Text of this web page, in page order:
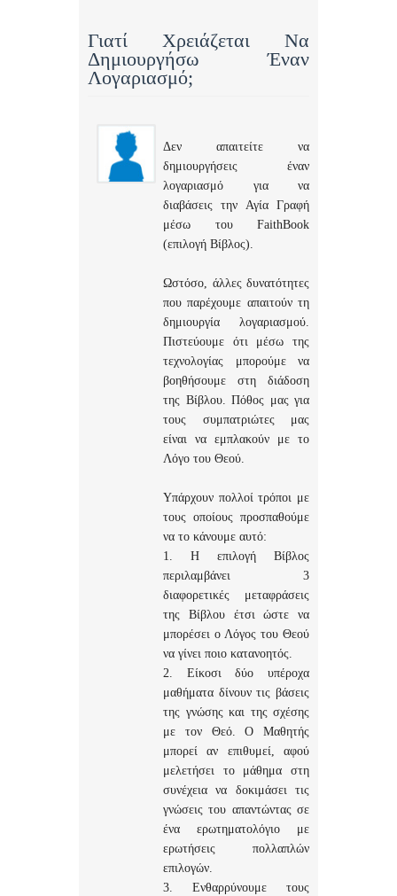
Γιατί Χρειάζεται Να
Δημιουργήσω Έναν
Λογαριασμό;
Δεν απαιτείτε να
δημιουργήσεις έναν
λογαριασμό για να
διαβάσεις την Αγία Γραφή
μέσω του FaithBook
(επιλογή Βίβλος).
Ωστόσο, άλλες δυνατότητες
που παρέχουμε απαιτούν τη
δημιουργία λογαριασμού.
Πιστεύουμε ότι μέσω της
τεχνολογίας μπορούμε να
βοηθήσουμε στη διάδοση
της Βίβλου. Πόθος μας για
τους συμπατριώτες μας
είναι να εμπλακούν με το
Λόγο του Θεού.
Υπάρχουν πολλοί τρόποι με
τους οποίους προσπαθούμε
να το κάνουμε αυτό:
1. Η επιλογή Βίβλος
περιλαμβάνει 3
διαφορετικές μεταφράσεις
της Βίβλου έτσι ώστε να
μπορέσει ο Λόγος του Θεού
να γίνει ποιο κατανοητός.
2. Είκοσι δύο υπέροχα
μαθήματα δίνουν τις βάσεις
της γνώσης και της σχέσης
με τον Θεό. Ο Μαθητής
μπορεί αν επιθυμεί, αφού
μελετήσει το μάθημα στη
συνέχεια να δοκιμάσει τις
γνώσεις του απαντώντας σε
ένα ερωτηματολόγιο με
ερωτήσεις πολλαπλών
επιλογών.
3. Ενθαρρύνουμε τους